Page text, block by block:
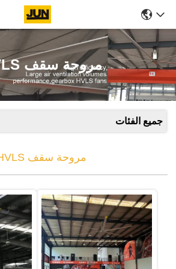
مروحة سقف HVLS
جميع الفئات
مروحة سقف HVLS